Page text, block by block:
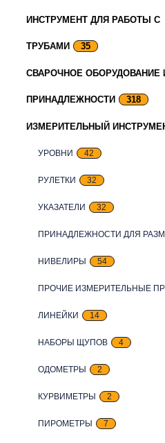
ИНСТРУМЕНТ ДЛЯ РАБОТЫ С
ТРУБАМИ 35
СВАРОЧНОЕ ОБОРУДОВАНИЕ
ПРИНАДЛЕЖНОСТИ 318
ИЗМЕРИТЕЛЬНЫЙ
УРОВНИ 42
РУЛЕТКИ 32
УКАЗАТЕЛИ 32
ПРИНАДЛЕЖНОСТИ ДЛЯ
НИВЕЛИРЫ 54
ПРОЧИЕ ИЗМЕРИТЕЛЬНЫЕ
ЛИНЕЙКИ 14
НАБОРЫ ЩУПОВ 4
ОДОМЕТРЫ 2
КУРВИМЕТРЫ 2
ПИРОМЕТРЫ 7